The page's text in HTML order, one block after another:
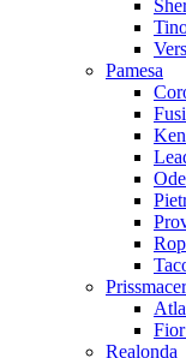
Pamesa
Prissmacer
Realonda